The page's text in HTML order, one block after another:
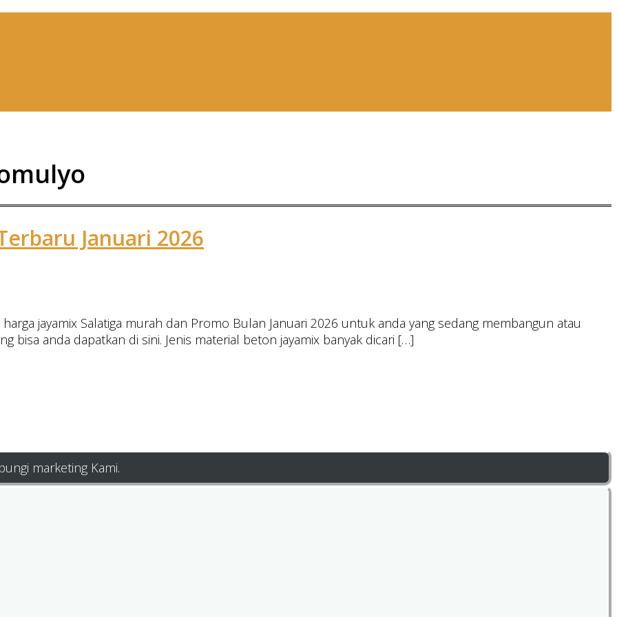
Januari 2026
jayamix Salatiga murah dan Promo Bulan Januari 2026 untuk anda yang sedang membangun atau
bisa anda dapatkan di sini. Jenis material beton jayamix banyak dicari […]
marketing Kami.